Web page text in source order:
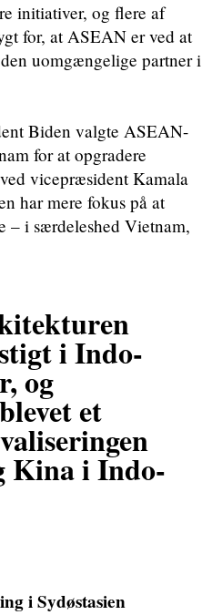
initiativer, og flere af
for, at ASEAN er ved at
uomgængelige partner i
Biden valgte ASEAN-
for at opgradere
vicepræsident Kamala
har mere fokus på at
– i særdeleshed Vietnam,
i Indo-
og
et
Kina i Indo-
i Sydøstasien